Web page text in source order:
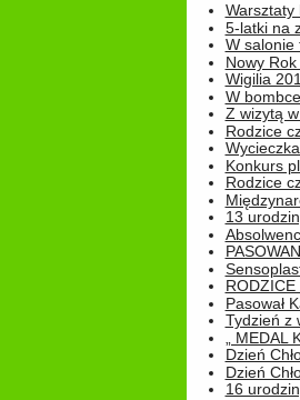
Warsztaty
5-latki na
W salonie
Nowy
Wigilia
W bombce
Z wizytą
Rodzice
Konkurs
Rodzice
13
Pasował
Tydzień z
„
Dzień
Dzień
16